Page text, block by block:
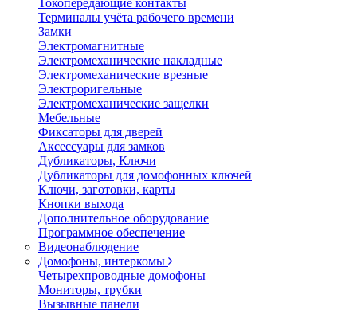
Токопередающие контакты
Терминалы учёта рабочего времени
Замки
Электромагнитные
Электромеханические накладные
Электромеханические врезные
Электроригельные
Электромеханические защелки
Мебельные
Фиксаторы для дверей
Аксессуары для замков
Дубликаторы, Ключи
Дубликаторы для домофонных ключей
Ключи, заготовки, карты
Кнопки выхода
Дополнительное оборудование
Программное обеспечение
Видеонаблюдение
Домофоны, интеркомы
Четырехпроводные домофоны
Мониторы, трубки
Вызывные панели